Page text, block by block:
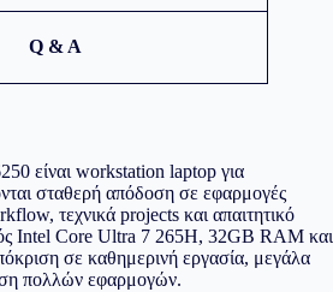
Q & A
είναι workstation laptop για
σταθερή απόδοση σε εφαρμογές
τεχνικά projects και απαιτητικό
Intel Core Ultra 7 265H, 32GB RAM και
σε καθημερινή εργασία, μεγάλα
πολλών εφαρμογών.